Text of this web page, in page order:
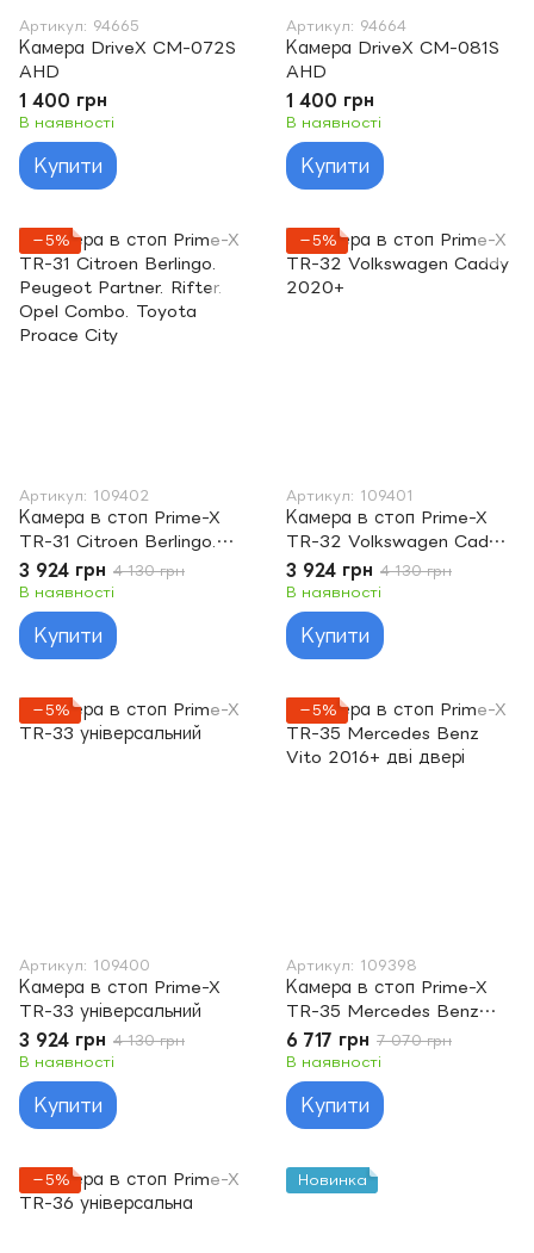
Артикул: 94665
Камера DriveX CM-072S
AHD
1 400 грн
В наявності
Купити
Артикул: 94664
Камера DriveX CM-081S
AHD
1 400 грн
В наявності
Купити
−5%
Артикул: 109402
Камера в стоп Prime-X
TR-31 Citroen Berlingo.
Peugeot Partner. Rifter.
Opel Combo. Toyota
Proace City
3 924 грн 4 130 грн
В наявності
Купити
−5%
Артикул: 109401
Камера в стоп Prime-X
TR-32 Volkswagen Caddy
2020+
3 924 грн 4 130 грн
В наявності
Купити
−5%
Артикул: 109400
Камера в стоп Prime-X
TR-33 універсальний
3 924 грн 4 130 грн
В наявності
Купити
−5%
Артикул: 109398
Камера в стоп Prime-X
TR-35 Mercedes Benz
Vito 2016+ дві двері
6 717 грн 7 070 грн
В наявності
Купити
−5% Новинка